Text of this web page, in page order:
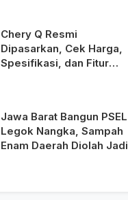
Chery Q Resmi
Dipasarkan, Cek Harga,
Spesifikasi, dan Fitur
Jawa Barat Bangun PSEL
Legok Nangka, Sampah
Enam Daerah Diolah Jadi